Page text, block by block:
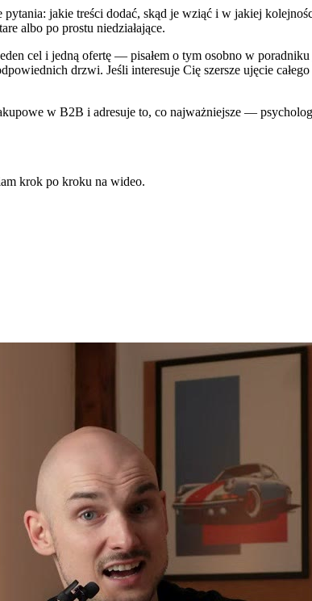
jakie treści dodać, skąd je wziąć i w jakiej
albo po prostu niedziałające.
cel i jedną ofertę — pisałem o tym osobno w poradniku
drzwi. Jeśli interesuje Cię szersze ujęcie
w B2B i adresuje to, co najważniejsze —
krok po kroku na wideo.